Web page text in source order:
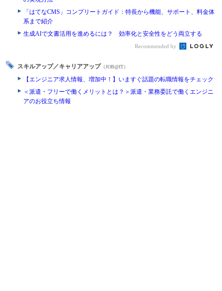
「はてなCMS」コンプリートガイド：特長から機能、サポート、料金体
系まで紹介
生成AIで文書活用を進めるには？ 効率化と安全性をどう両立する
Recommended by
スキルアップ／キャリアアップ （JOB@IT）
【エンジニア求人情報、増加中！】いますぐ話題の転職情報をチェック
＜派遣・フリーで働くメリットとは？＞派遣・業務委託で働くエンジニ
アのお役立ち情報